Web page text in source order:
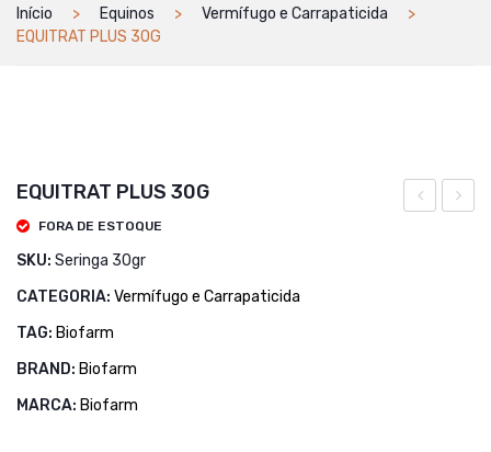
Início Equinos
Vermífugo e Carrapaticida
EQUITRAT PLUS 30G
EQUITRAT PLUS 30G
FORA DE ESTOQUE
SKU: Seringa 30gr
CATEGORIA: Vermífugo e Carrapaticida
TAG: Biofarm
BRAND: Biofarm
MARCA: Biofarm